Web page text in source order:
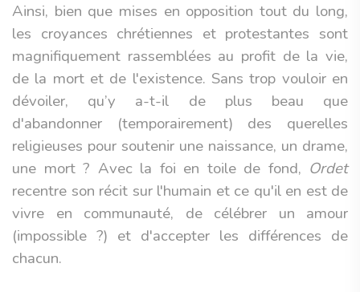
Ainsi, bien que mises en opposition tout du long,
les croyances chrétiennes et protestantes sont
magnifiquement rassemblées au profit de la vie,
de la mort et de l'existence. Sans trop vouloir en
dévoiler, qu’y a-t-il de plus beau que
d'abandonner (temporairement) des querelles
religieuses pour soutenir une naissance, un drame,
une mort ? Avec la foi en toile de fond, Ordet
recentre son récit sur l'humain et ce qu'il en est de
vivre en communauté, de célébrer un amour
(impossible ?) et d'accepter les différences de
chacun.